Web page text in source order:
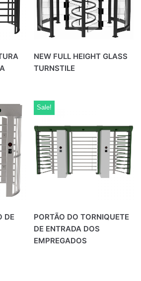
NEW FULL HEIGHT GLASS
TURNSTILE
DE
Sale!
PORTÃO DO TORNIQUETE
DE ENTRADA DOS
EMPREGADOS